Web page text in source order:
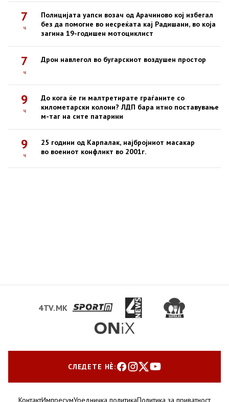
7
ч
Полицијата уапси возач од Арачиново кој избегал
без да помогне во несреќата кај Радишани, во која
загина 19-годишен мотоциклист
7
ч
Дрон навлегол во бугарскиот воздушен простор
9
ч
До кога ќе ги малтретирате граѓаните со
километарски колони? ЛДП бара итно поставување
м-таг на сите патарини
9
ч
25 години од Карпалак, најбројниот масакар
во воениот конфликт во 2001г.
4TV.MK
СЛЕДЕТЕ НЀ:
КонтактИмпресумУредничка политикаПолитика за приватност